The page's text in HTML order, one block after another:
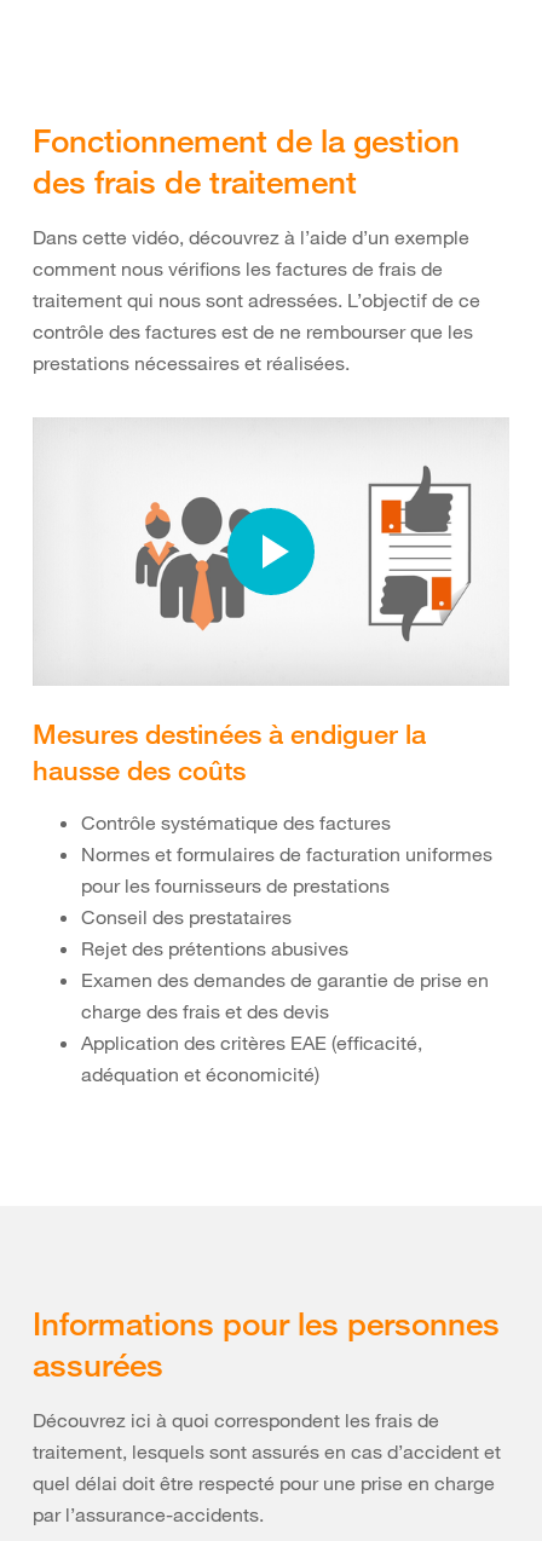
Fonctionnement de la gestion
des frais de traitement
Dans cette vidéo, découvrez à l’aide d’un exemple
comment nous vérifions les factures de frais de
traitement qui nous sont adressées. L’objectif de ce
contrôle des factures est de ne rembourser que les
prestations nécessaires et réalisées.
Mesures destinées à endiguer la
hausse des coûts
Contrôle systématique des factures
Normes et formulaires de facturation uniformes
pour les fournisseurs de prestations
Conseil des prestataires
Rejet des prétentions abusives
Examen des demandes de garantie de prise en
charge des frais et des devis
Application des critères EAE (efficacité,
adéquation et économicité)
Informations pour les personnes
assurées
Découvrez ici à quoi correspondent les frais de
traitement, lesquels sont assurés en cas d’accident et
quel délai doit être respecté pour une prise en charge
par l’assurance-accidents.